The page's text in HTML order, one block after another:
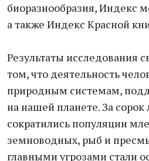
биоразнообразия, Индекс
а также Индекс Красной
Результаты исследования
том, что деятельность
природным системам,
на нашей планете. За сорок
сократились популяции
земноводных, рыб и
главными угрозами стали